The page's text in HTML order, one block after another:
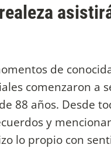
de
comenzaron a
88 años. Desde
y
lo propio con